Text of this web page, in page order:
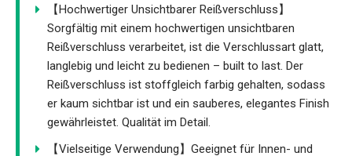
【Hochwertiger Unsichtbarer Reißverschluss】
Sorgfältig mit einem hochwertigen unsichtbaren
Reißverschluss verarbeitet, ist die Verschlussart glatt,
langlebig und leicht zu bedienen – built to last. Der
Reißverschluss ist stoffgleich farbig gehalten, sodass
er kaum sichtbar ist und ein sauberes, elegantes Finish
gewährleistet. Qualität im Detail.
【Vielseitige Verwendung】Geeignet für Innen- und